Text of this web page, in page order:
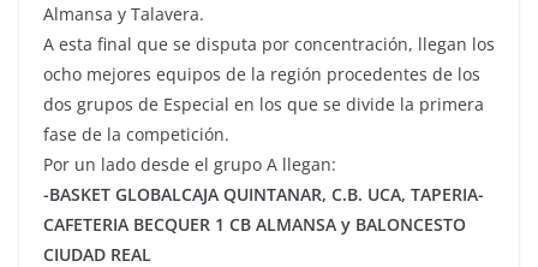
Almansa y Talavera.
A esta final que se disputa por concentración, llegan los
ocho mejores equipos de la región procedentes de los
dos grupos de Especial en los que se divide la primera
fase de la competición.
Por un lado desde el grupo A llegan:
-BASKET GLOBALCAJA QUINTANAR, C.B. UCA, TAPERIA-
CAFETERIA BECQUER 1 CB ALMANSA y BALONCESTO
CIUDAD REAL